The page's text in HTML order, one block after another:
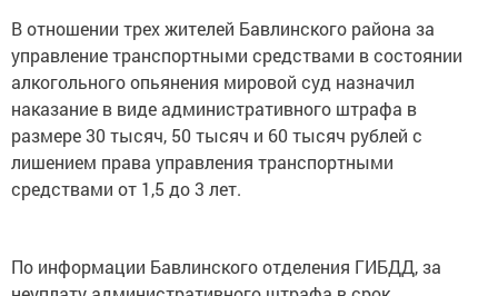
В отношении трех жителей Бавлинского района за
управление транспортными средствами в состоянии
алкогольного опьянения мировой суд назначил
наказание в виде административного штрафа в
размере 30 тысяч, 50 тысяч и 60 тысяч рублей с
лишением права управления транспортными
средствами от 1,5 до 3 лет.
По информации Бавлинского отделения ГИБДД, за